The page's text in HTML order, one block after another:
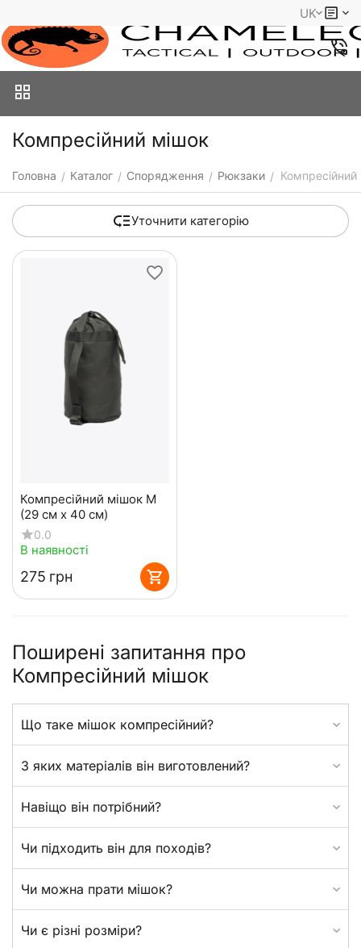
UK
Компресійний мішок
Головна / Каталог / Спорядження / Рюкзаки / Компресійний
Уточнити категорію
Компресійний мішок M
(29 см х 40 см)
0.0
В наявності
‍275‍ грн
Поширені запитання про
Компресійний мішок
Що таке мішок компресійний?
З яких матеріалів він виготовлений?
Навіщо він потрібний?
Чи підходить він для походів?
Чи можна прати мішок?
Чи є різні розміри?